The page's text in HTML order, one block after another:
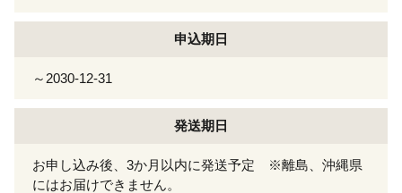
申込期日
～2030-12-31
発送期日
お申し込み後、3か月以内に発送予定 ※離島、沖縄県
にはお届けできません。